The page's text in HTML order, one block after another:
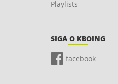
Playlists
SIGA O KBOING
facebook